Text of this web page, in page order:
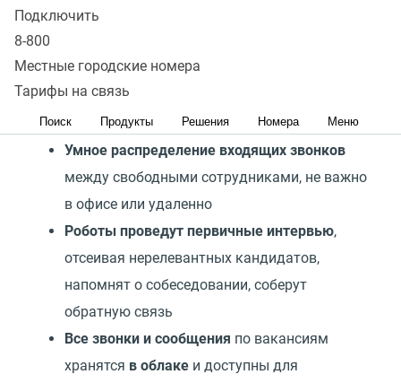
Подключить
8-800
Местные городские номера
Тарифы на связь
Поиск Продукты Решения Номера Меню
Автоматизированный обзвон
ручных действий, больше времени на
диалоги с кандидатами
Умное распределение входящих звонков
между свободными сотрудниками, не важно
в офисе или удаленно
Роботы проведут первичные интервью,
отсеивая нерелевантных кандидатов,
напомнят о собеседовании, соберут
обратную связь
Все звонки и сообщения по вакансиям
хранятся в облаке и доступны для